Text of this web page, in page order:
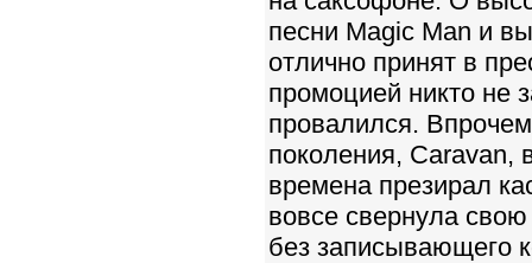
песни Magic Man и
отлично принят в
промоцией никто не
провалился.
поколения, Caravan,
времена презирал
вовсе свернула
без записывающего